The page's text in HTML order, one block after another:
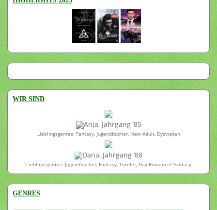
WIR SIND
Anja, Jahrgang ’85
Lieblingsgenres: Fantasy, Jugendbücher, New Adult, Dystopien
Dana, Jahrgang ’88
Lieblingsgenres: Jugendbücher, Fantasy, Thriller, Gay-Romance/-Fantasy
GENRES